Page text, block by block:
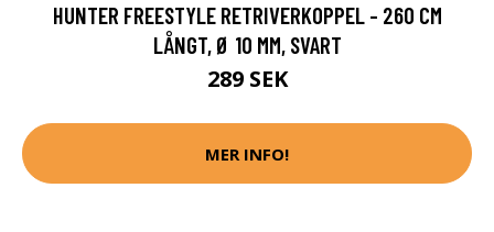
HUNTER FREESTYLE RETRIVERKOPPEL - 260 CM
LÅNGT, Ø 10 MM, SVART
289 SEK
MER INFO!